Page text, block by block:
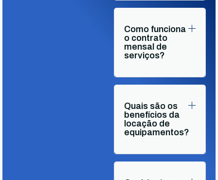
Como funciona
o contrato
mensal de
serviços?
Quais são os
benefícios da
locação de
equipamentos?